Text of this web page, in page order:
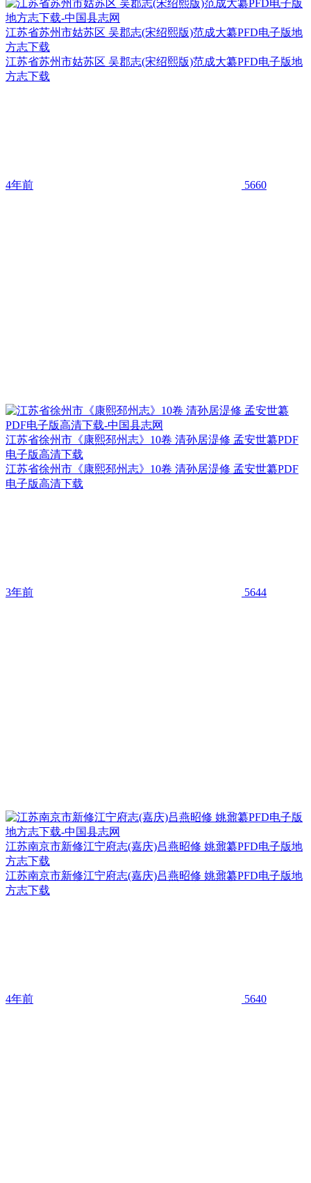
江苏省苏州市姑苏区 吴郡志(宋绍熙版)范成大纂PFD电子版地
方志下载
江苏省苏州市姑苏区 吴郡志(宋绍熙版)范成大纂PFD电子版地
方志下载
4年前 5660
江苏省徐州市《康熙邳州志》10卷 清孙居湜修 孟安世纂PDF
电子版高清下载
江苏省徐州市《康熙邳州志》10卷 清孙居湜修 孟安世纂PDF
电子版高清下载
3年前 5644
江苏南京市新修江宁府志(嘉庆)吕燕昭修 姚鼐纂PFD电子版地
方志下载
江苏南京市新修江宁府志(嘉庆)吕燕昭修 姚鼐纂PFD电子版地
方志下载
4年前 5640